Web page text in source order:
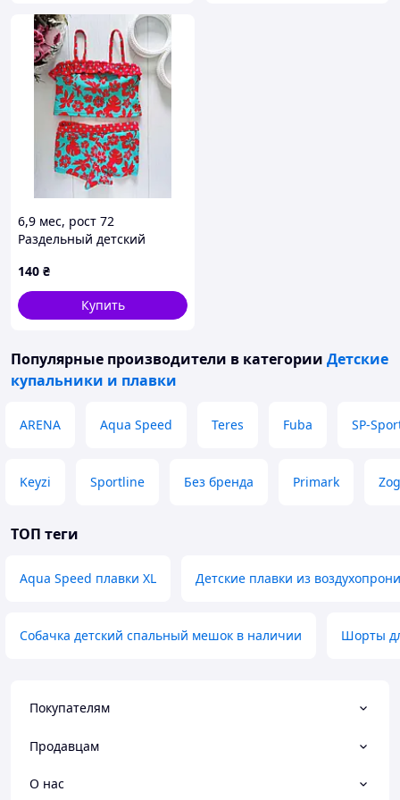
6,9 мес, рост 72
Раздельный детский
140 ₴
Купить
Популярные производители в категории Детские
купальники и плавки
ARENA Aqua Speed Teres Fuba SP-
Keyzi Sportline Без бренда Primark
ТОП теги
Aqua Speed плавки XL Детские плавки из
Собачка детский спальный мешок в наличии Шорты
Покупателям
Продавцам
О нас